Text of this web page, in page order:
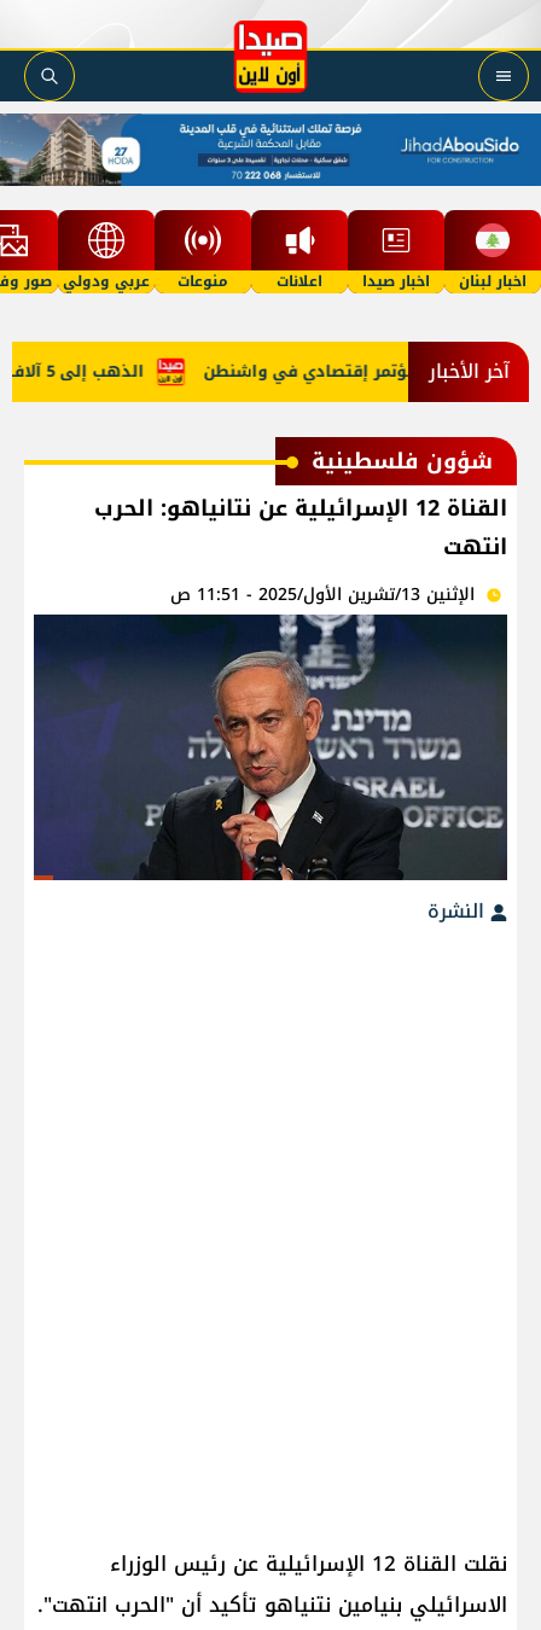
اخبار لبنان اخبار صيدا اعلانات منوعات عربي ودولي صور
آخر الأخبار الذهب إلى 5 آلاف دولار في 2027؟ في روما ومُؤتمر إقتصادي في واشنطن
شؤون فلسطينية
القناة 12 الإسرائيلية عن نتانياهو: الحرب
انتهت
الإثنين 13/تشرين الأول/2025 - 11:51 ص
النشرة
نقلت القناة 12 الإسرائيلية عن رئيس الوزراء
الاسرائيلي بنيامين ​نتنياهو​ تأكيد أن "الحرب انتهت".